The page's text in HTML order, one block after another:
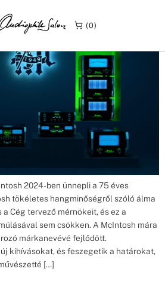
0
2024-ben ünnepli a 75 éves
tökéletes hangminőségről szóló álma
Cég tervező mérnökeit, és ez a
sem csökken. A McIntosh mára
márkanevévé fejlődött.
kihívásokat, és feszegetik a határokat,
[…]